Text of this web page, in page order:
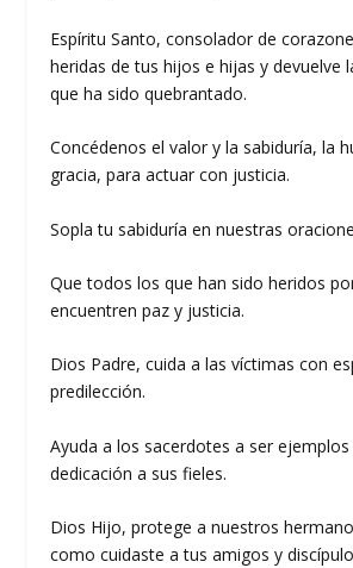
Espíritu Santo, consolador de
heridas de tus hijos e hijas y devuelve
que ha sido quebrantado.
Concédenos el valor y la sabiduría, la
gracia, para actuar con justicia.
Sopla tu sabiduría en nuestras
Que todos los que han sido heridos
encuentren paz y justicia.
Dios Padre, cuida a las víctimas con
predilección.
Ayuda a los sacerdotes a ser
dedicación a sus fieles.
Dios Hijo, protege a nuestros
como cuidaste a tus amigos y